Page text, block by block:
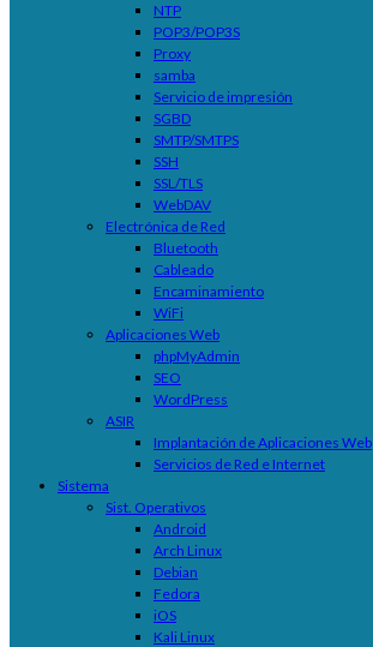
NTP
POP3/POP3S
Proxy
samba
Servicio de impresión
SGBD
SMTP/SMTPS
SSH
SSL/TLS
WebDAV
Electrónica de Red
Bluetooth
Cableado
Encaminamiento
WiFi
Aplicaciones Web
phpMyAdmin
SEO
WordPress
ASIR
Implantación de Aplicaciones Web
Servicios de Red e Internet
Sistema
Sist. Operativos
Android
Arch Linux
Debian
Fedora
iOS
Kali Linux